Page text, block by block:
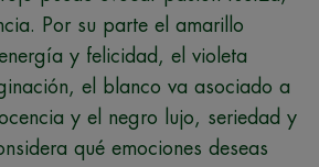
Por su parte el amarillo
y felicidad, el violeta
el blanco va asociado a
y el negro lujo, seriedad y
qué emociones deseas